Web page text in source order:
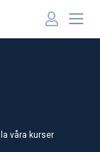
våra kurser